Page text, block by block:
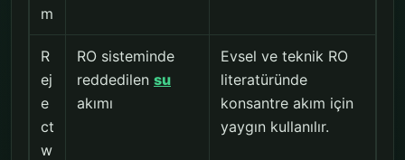
m
R
ej
e
ct
w
RO sisteminde
reddedilen su
akımı
Evsel ve teknik RO
literatüründe
konsantre akım için
yaygın kullanılır.